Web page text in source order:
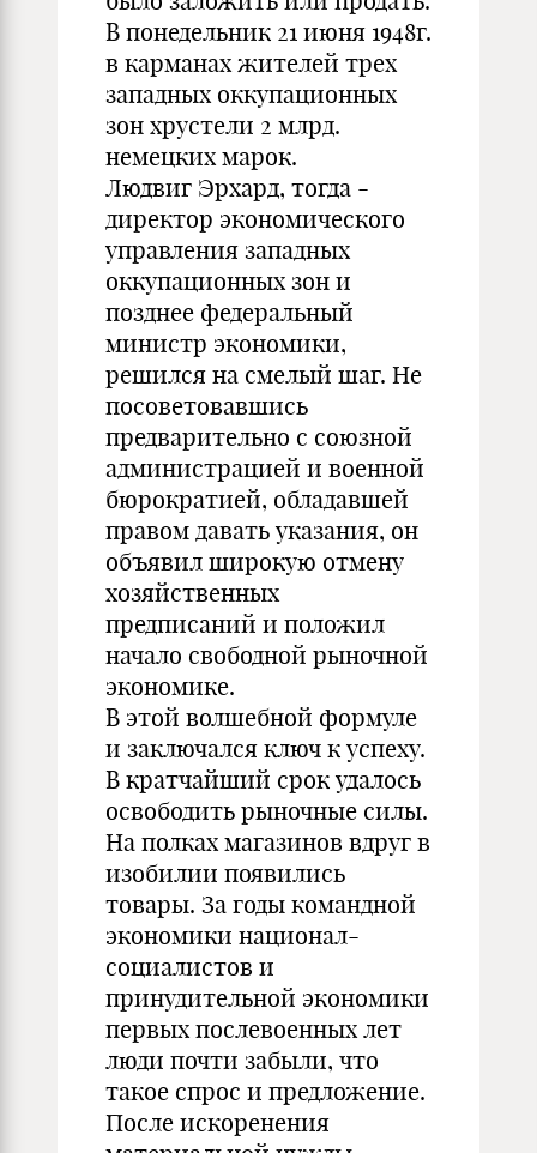
В понедельник 21 июня 1948г.
в карманах жителей трех
западных оккупационных
зон хрустели 2 млрд.
немецких марок.
Людвиг Эрхард, тогда -
директор экономического
управления западных
оккупационных зон и
позднее федеральный
министр экономики,
решился на смелый шаг. Не
посоветовавшись
предварительно с союзной
администрацией и военной
бюрократией, обладавшей
правом давать указания, он
объявил широкую отмену
хозяйственных
предписаний и положил
начало свободной рыночной
экономике.
В этой волшебной формуле
и заключался ключ к успеху.
В кратчайший срок удалось
освободить рыночные силы.
На полках магазинов вдруг в
изобилии появились
товары. За годы командной
экономики национал-
социалистов и
принудительной экономики
первых послевоенных лет
люди почти забыли, что
такое спрос и предложение.
После искоренения